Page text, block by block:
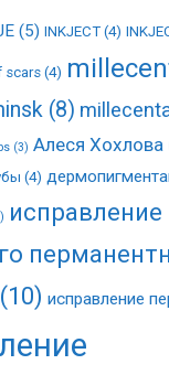
(5) INKJECT (4)
scars (4)
(8)
(3) Алеся Хохлова
(4)
исправление
(10) исправление